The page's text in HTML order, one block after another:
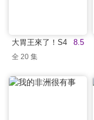
8.5
大胃王來了！S4
全 20 集